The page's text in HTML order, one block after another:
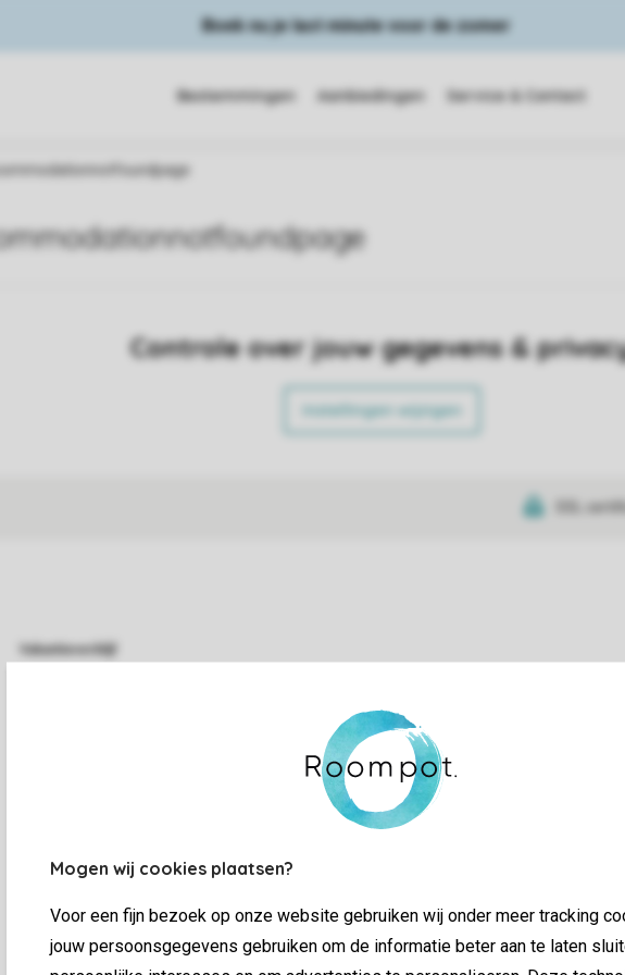
Mogen wij cookies plaatsen?
Voor een fijn bezoek op onze website gebruiken wij onder meer tracking
jouw persoonsgegevens gebruiken om de informatie beter aan te laten
Boek nu je last minute voor de zomer
Bestemmingen Aanbiedingen Service & Contact
Controle over jouw gegevens &
Instellingen wijzigen
SSL
Vakantieverblijf
Verblijf
Last minutes